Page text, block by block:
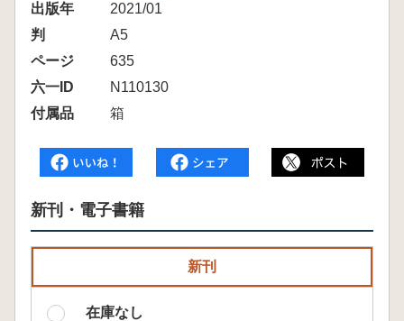
出版年
2021/01
判
A5
ページ
635
六一ID
N110130
付属品
箱
新刊・電子書籍
新刊
在庫なし